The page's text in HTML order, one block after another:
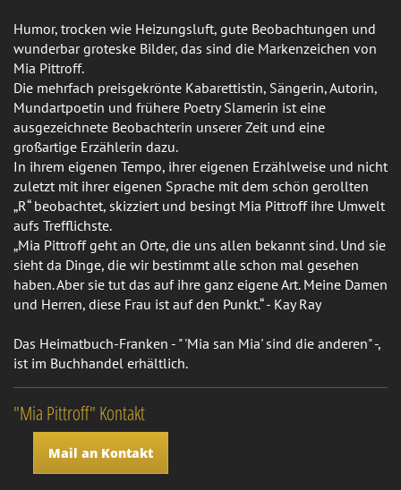
Humor, trocken wie Heizungsluft, gute Beobachtungen und
wunderbar groteske Bilder, das sind die Markenzeichen von
Mia Pittroff.
Die mehrfach preisgekrönte Kabarettistin, Sängerin, Autorin,
Mundartpoetin und frühere Poetry Slamerin ist eine
ausgezeichnete Beobachterin unserer Zeit und eine
großartige Erzählerin dazu.
In ihrem eigenen Tempo, ihrer eigenen Erzählweise und nicht
zuletzt mit ihrer eigenen Sprache mit dem schön gerollten
„R“ beobachtet, skizziert und besingt Mia Pittroff ihre Umwelt
aufs Trefflichste.
„Mia Pittroff geht an Orte, die uns allen bekannt sind. Und sie
sieht da Dinge, die wir bestimmt alle schon mal gesehen
haben. Aber sie tut das auf ihre ganz eigene Art. Meine Damen
und Herren, diese Frau ist auf den Punkt.“ - Kay Ray
Das Heimatbuch-Franken - " 'Mia san Mia' sind die anderen" -,
ist im Buchhandel erhältlich.
"Mia Pittroff" Kontakt
Mail an Kontakt